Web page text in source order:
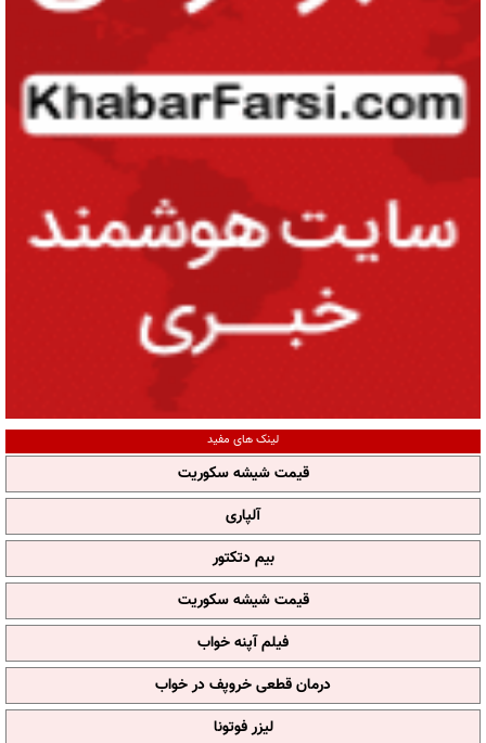
لینک های مفید
قیمت شیشه سکوریت
آلپاری
بیم دتکتور
قیمت شیشه سکوریت
فیلم آپنه خواب
درمان قطعی خروپف در خواب
لیزر فوتونا